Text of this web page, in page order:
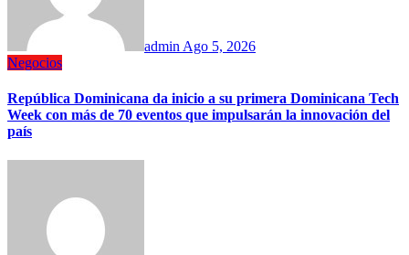
admin Ago 5, 2026
Negocios
República Dominicana da inicio a su primera Dominicana Tech
Week con más de 70 eventos que impulsarán la innovación del
país